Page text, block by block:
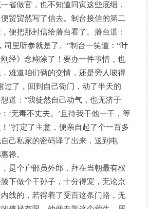
省做官，也不知道同寅这些底细，
贸贸然写了信去。制台接信的第二
便把那封信给藩台看了。藩台道：
司里听参就是了。”制台一笑道：“叶
经》念糊涂了！要办一件事情，也
难道咱们俩的交情，还是旁人唆得
过了，回到自己衙门，动了半天的
道：“我徒然自己动气，也无济于
‘无毒不丈夫。’且待我干他一干，等
”打定了主意，便亲自起了个一百多
己私家的密码译了出来，送到电
禄。
是个户部员外郎，拜在当朝最有权
下做个干孙子，十分得宠，无论京
线的，若得着了受百这条门路，无